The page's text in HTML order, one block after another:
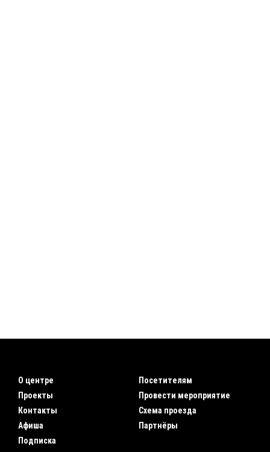
О центре
Проекты
Контакты
Афиша
Подписка
Посетителям
Провести мероприятие
Схема проезда
Партнёры